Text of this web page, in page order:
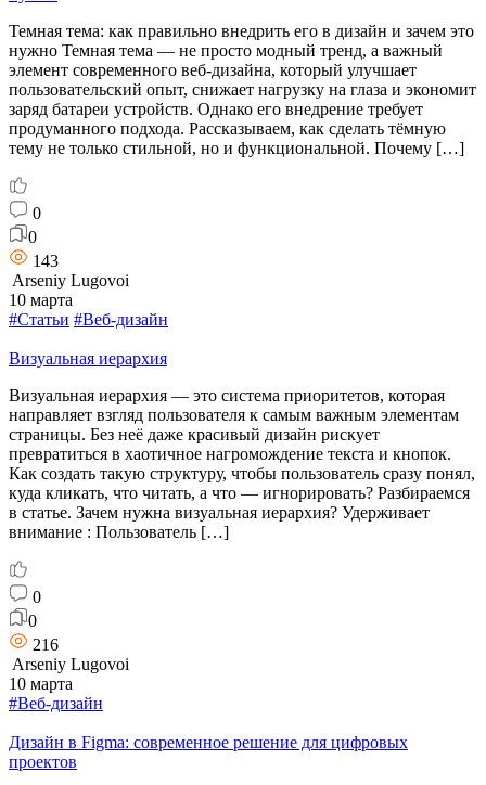
Темная тема: как правильно внедрить его в дизайн и зачем это
нужно Темная тема — не просто модный тренд, а важный
элемент современного веб-дизайна, который улучшает
пользовательский опыт, снижает нагрузку на глаза и экономит
заряд батареи устройств. Однако его внедрение требует
продуманного подхода. Рассказываем, как сделать тёмную
тему не только стильной, но и функциональной. Почему […]
0
0
143
Arseniy Lugovoi
10 марта
#Статьи #Веб-дизайн
Визуальная иерархия
Визуальная иерархия — это система приоритетов, которая
направляет взгляд пользователя к самым важным элементам
страницы. Без неё даже красивый дизайн рискует
превратиться в хаотичное нагромождение текста и кнопок.
Как создать такую структуру, чтобы пользователь сразу понял,
куда кликать, что читать, а что — игнорировать? Разбираемся
в статье. Зачем нужна визуальная иерархия? Удерживает
внимание : Пользователь […]
0
0
216
Arseniy Lugovoi
10 марта
#Веб-дизайн
Дизайн в Figma: современное решение для цифровых
проектов